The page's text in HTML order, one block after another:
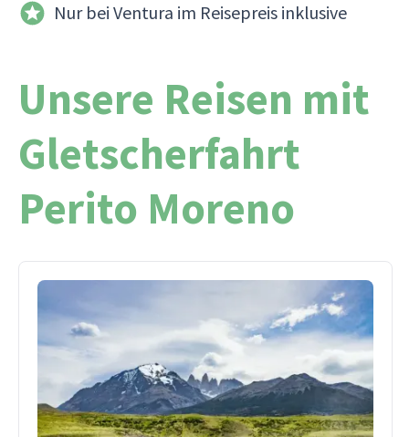
Nur bei Ventura im Reisepreis inklusive
Unsere Reisen mit
Gletscherfahrt
Perito Moreno